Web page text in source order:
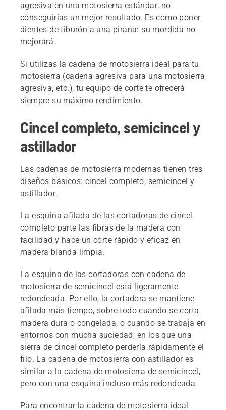
agresiva en una motosierra estándar, no
conseguirías un mejor resultado. Es como poner
dientes de tiburón a una piraña: su mordida no
mejorará.
Si utilizas la cadena de motosierra ideal para tu
motosierra (cadena agresiva para una motosierra
agresiva, etc.), tu equipo de corte te ofrecerá
siempre su máximo rendimiento.
Cincel completo, semicincel y
astillador
Las cadenas de motosierra modernas tienen tres
diseños básicos: cincel completo, semicincel y
astillador.
La esquina afilada de las cortadoras de cincel
completo parte las fibras de la madera con
facilidad y hace un corte rápido y eficaz en
madera blanda limpia.
La esquina de las cortadoras con cadena de
motosierra de semicincel está ligeramente
redondeada. Por ello, la cortadora se mantiene
afilada más tiempo, sobre todo cuando se corta
madera dura o congelada, o cuando se trabaja en
entornos con mucha suciedad, en los que una
sierra de cincel completo perdería rápidamente el
filo. La cadena de motosierra con astillador es
similar a la cadena de motosierra de semicincel,
pero con una esquina incluso más redondeada.
Para encontrar la cadena de motosierra ideal